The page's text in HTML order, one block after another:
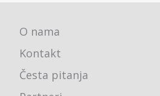
O nama
Kontakt
Česta pitanja